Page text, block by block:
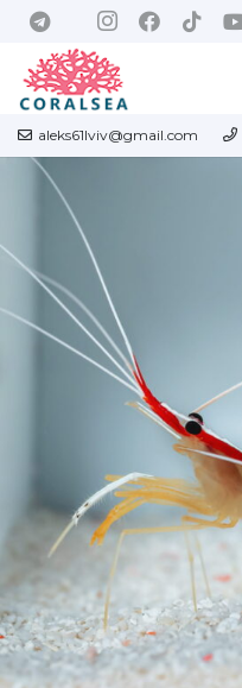
aleks61lviv@gmail.com